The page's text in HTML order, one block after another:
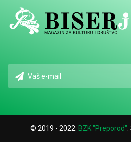
© 2019 - 2022. BZK "Preporod".